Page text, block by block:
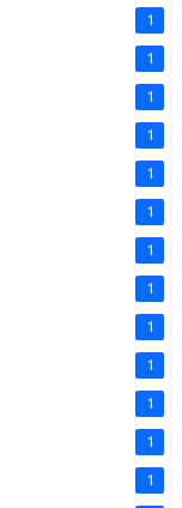
1
1
1
1
1
1
1
1
1
1
1
1
1